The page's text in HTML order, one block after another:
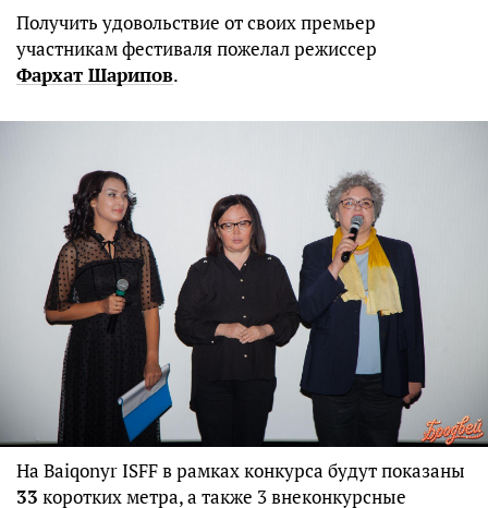
Получить удовольствие от своих премьер
участникам фестиваля пожелал режиссер
Фархат Шарипов.
На Baiqonyr ISFF в рамках конкурса будут показаны
33 коротких метра, а также 3 внеконкурсные